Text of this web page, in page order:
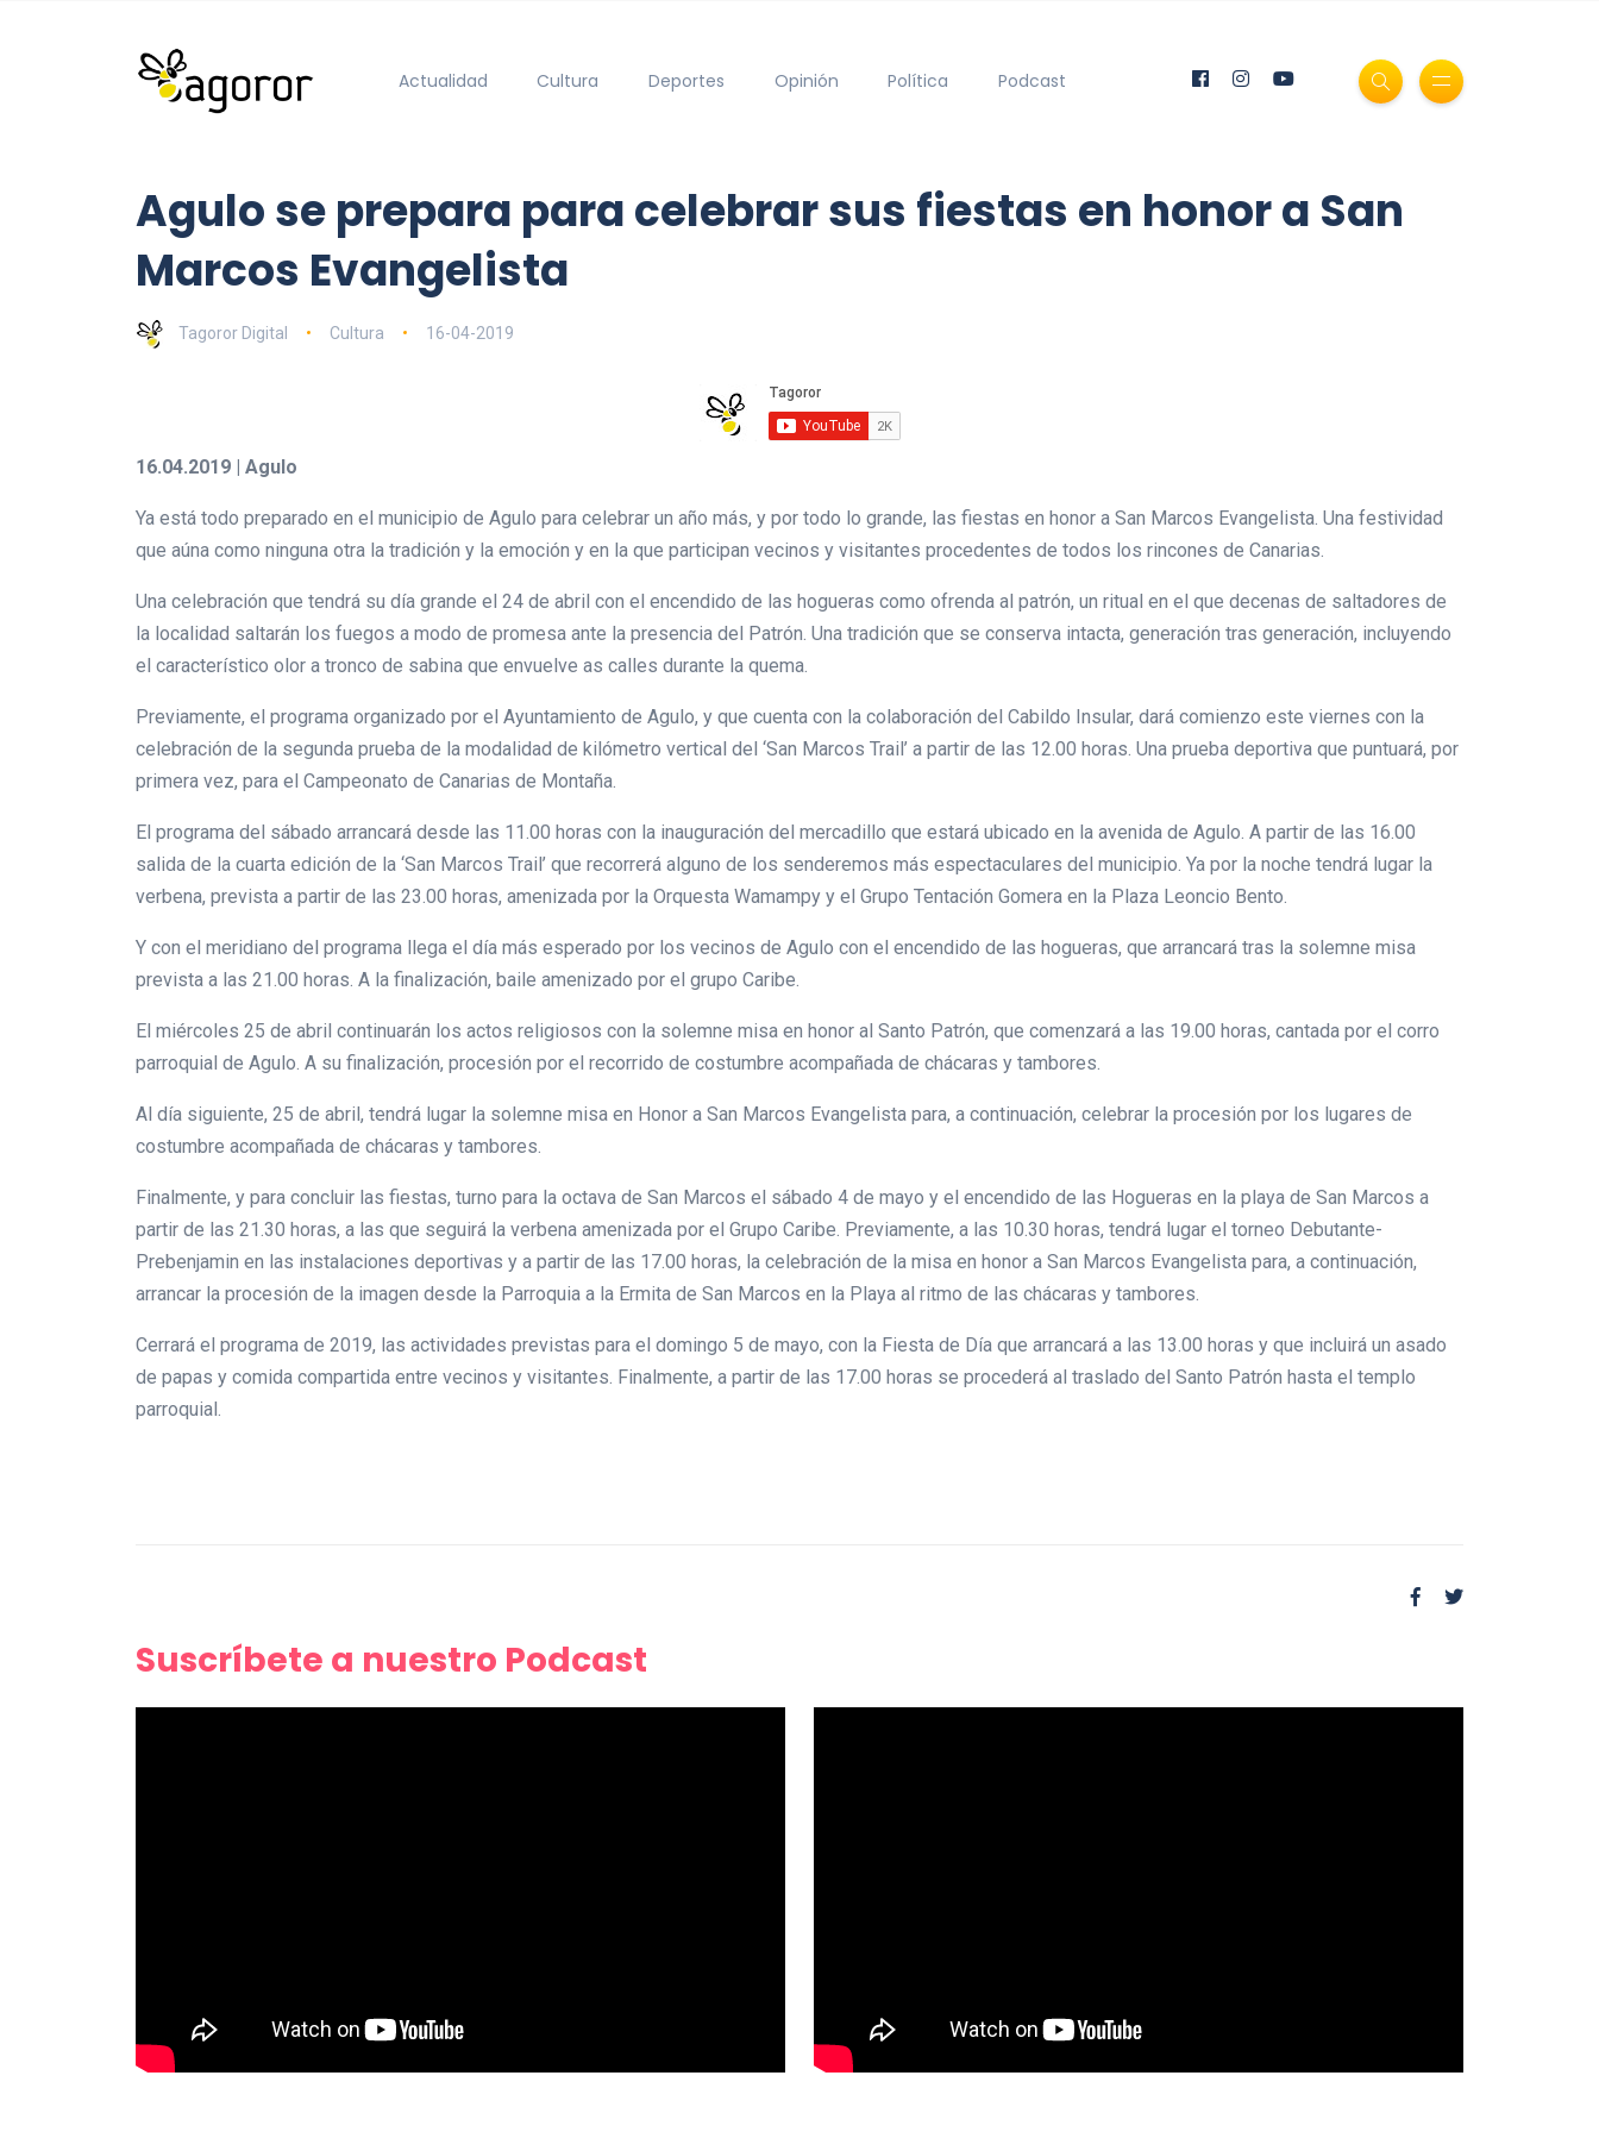
Actualidad Cultura Deportes Opinión Política Podcast
Agulo se prepara para celebrar sus fiestas en honor a San
Marcos Evangelista
Tagoror Digital Cultura 16-04-2019
16.04.2019 | Agulo
Ya está todo preparado en el municipio de Agulo para celebrar un año más, y por todo lo grande, las fiestas en honor a San Marcos Evangelista. Una festividad
que aúna como ninguna otra la tradición y la emoción y en la que participan vecinos y visitantes procedentes de todos los rincones de Canarias.
Una celebración que tendrá su día grande el 24 de abril con el encendido de las hogueras como ofrenda al patrón, un ritual en el que decenas de saltadores de
la localidad saltarán los fuegos a modo de promesa ante la presencia del Patrón. Una tradición que se conserva intacta, generación tras generación, incluyendo
el característico olor a tronco de sabina que envuelve as calles durante la quema.
Previamente, el programa organizado por el Ayuntamiento de Agulo, y que cuenta con la colaboración del Cabildo Insular, dará comienzo este viernes con la
celebración de la segunda prueba de la modalidad de kilómetro vertical del ‘San Marcos Trail’ a partir de las 12.00 horas. Una prueba deportiva que puntuará, por
primera vez, para el Campeonato de Canarias de Montaña.
El programa del sábado arrancará desde las 11.00 horas con la inauguración del mercadillo que estará ubicado en la avenida de Agulo. A partir de las 16.00
salida de la cuarta edición de la ‘San Marcos Trail’ que recorrerá alguno de los senderemos más espectaculares del municipio. Ya por la noche tendrá lugar la
verbena, prevista a partir de las 23.00 horas, amenizada por la Orquesta Wamampy y el Grupo Tentación Gomera en la Plaza Leoncio Bento.
Y con el meridiano del programa llega el día más esperado por los vecinos de Agulo con el encendido de las hogueras, que arrancará tras la solemne misa
prevista a las 21.00 horas. A la finalización, baile amenizado por el grupo Caribe.
El miércoles 25 de abril continuarán los actos religiosos con la solemne misa en honor al Santo Patrón, que comenzará a las 19.00 horas, cantada por el corro
parroquial de Agulo. A su finalización, procesión por el recorrido de costumbre acompañada de chácaras y tambores.
Al día siguiente, 25 de abril, tendrá lugar la solemne misa en Honor a San Marcos Evangelista para, a continuación, celebrar la procesión por los lugares de
costumbre acompañada de chácaras y tambores.
Finalmente, y para concluir las fiestas, turno para la octava de San Marcos el sábado 4 de mayo y el encendido de las Hogueras en la playa de San Marcos a
partir de las 21.30 horas, a las que seguirá la verbena amenizada por el Grupo Caribe. Previamente, a las 10.30 horas, tendrá lugar el torneo Debutante-
Prebenjamin en las instalaciones deportivas y a partir de las 17.00 horas, la celebración de la misa en honor a San Marcos Evangelista para, a continuación,
arrancar la procesión de la imagen desde la Parroquia a la Ermita de San Marcos en la Playa al ritmo de las chácaras y tambores.
Cerrará el programa de 2019, las actividades previstas para el domingo 5 de mayo, con la Fiesta de Día que arrancará a las 13.00 horas y que incluirá un asado
de papas y comida compartida entre vecinos y visitantes. Finalmente, a partir de las 17.00 horas se procederá al traslado del Santo Patrón hasta el templo
parroquial.
Suscríbete a nuestro Podcast